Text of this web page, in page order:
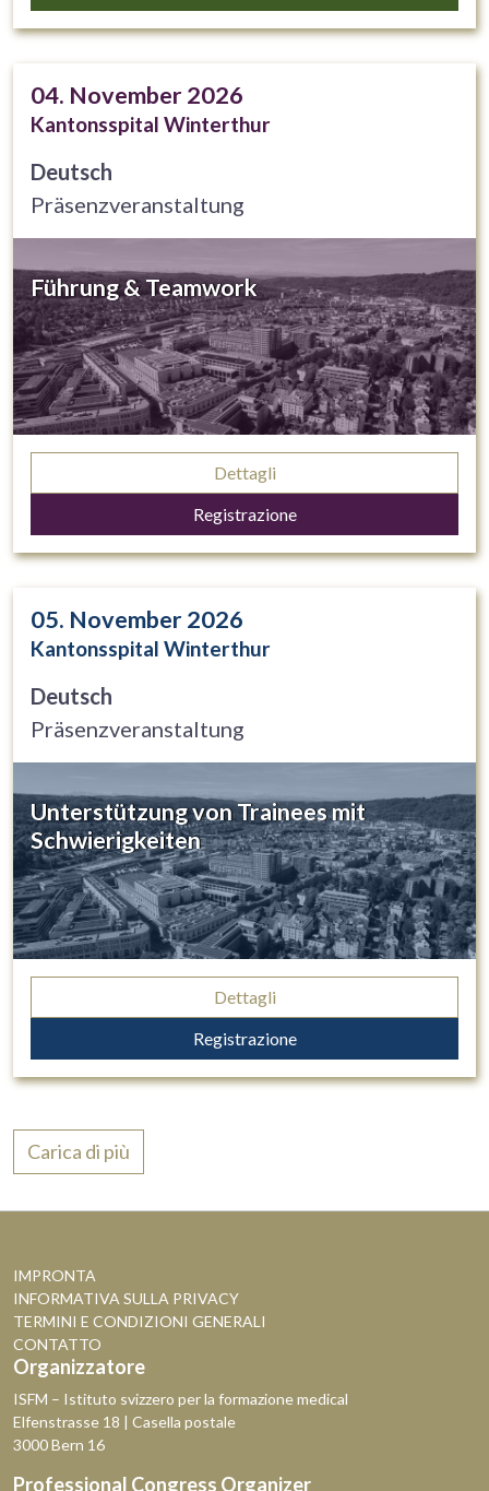
04. November 2026
Kantonsspital Winterthur
Deutsch
Präsenzveranstaltung
Führung & Teamwork
Dettagli
Registrazione
05. November 2026
Kantonsspital Winterthur
Deutsch
Präsenzveranstaltung
Unterstützung von Trainees mit
Schwierigkeiten
Dettagli
Registrazione
Carica di più
IMPRONTA
INFORMATIVA SULLA PRIVACY
TERMINI E CONDIZIONI GENERALI
CONTATTO
Organizzatore
ISFM – Istituto svizzero per la formazione medical
Elfenstrasse 18 | Casella postale
3000 Bern 16
Professional Congress Organizer